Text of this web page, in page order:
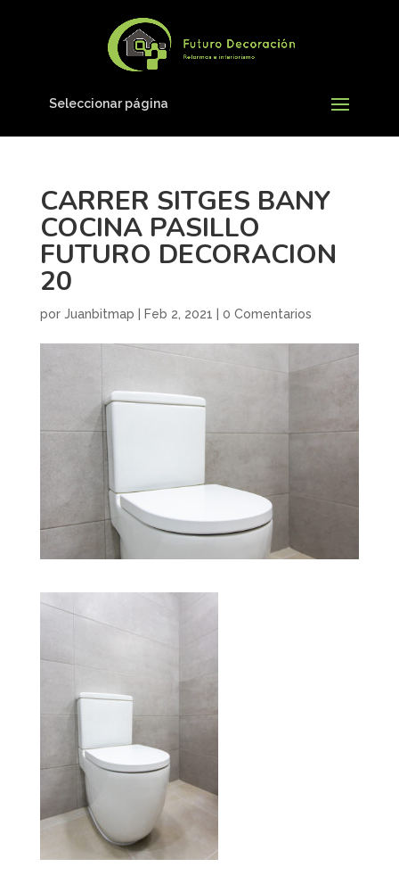
Seleccionar página
CARRER SITGES BANY
COCINA PASILLO
FUTURO DECORACION
20
por Juanbitmap Feb 2, 2021 0 Comentarios